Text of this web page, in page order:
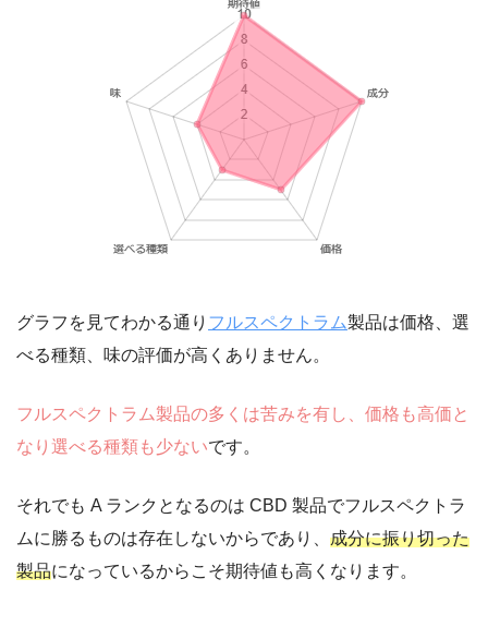
グラフを見てわかる通り フルスペクトラム製品は価格、選
べる種類、味の評価が高くありません。
フルスペクトラム製品の多くは苦みを有し、価格も高価と
なり選べる種類も少ないです。
それでも A ランクとなるのは CBD 製品でフルスペクトラ
ムに勝るものは存在しないからであり、 成分に振り切った
製品になっているからこそ期待値も高くなります。